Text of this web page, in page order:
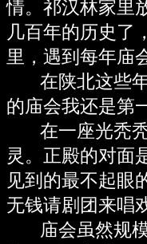
情。祁汉林家里
几百年的历史了
里，遇到每年庙
在陕北这些年
的庙会我还是第
在一座光秃秃
灵。正殿的对面
见到的最不起眼
无钱请剧团来唱
庙会虽然规模